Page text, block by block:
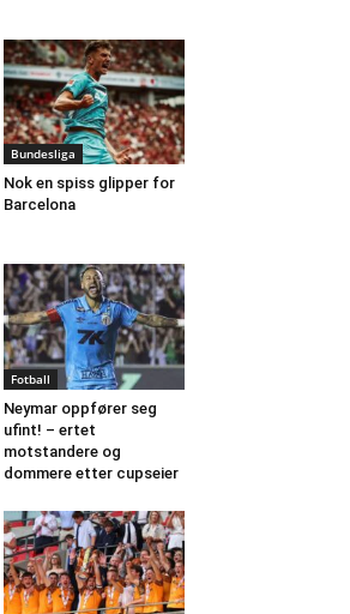
Bundesliga
Nok en spiss glipper for
Barcelona
Fotball
Neymar oppfører seg
ufint! – ertet
motstandere og
dommere etter cupseier